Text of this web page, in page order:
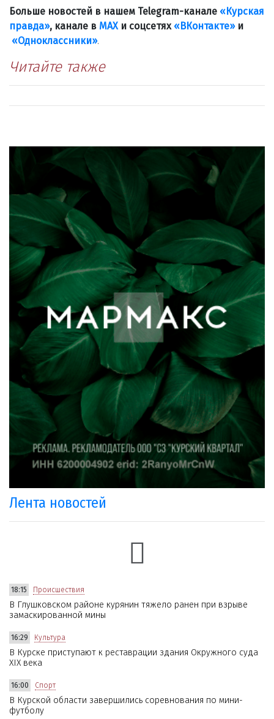
Больше новостей в нашем Telegram-канале «Курская
правда», канале в МАХи соцсетях «ВКонтакте»и
«Одноклассники».
Читайте также
Лента новостей
18:15 Происшествия
В Глушковском районе курянин тяжело ранен при взрыве
замаскированной мины
16:29 Культура
В Курске приступают к реставрации здания Окружного суда
XIX века
16:00 Спорт
В Курской области завершились соревнования по мини-
футболу